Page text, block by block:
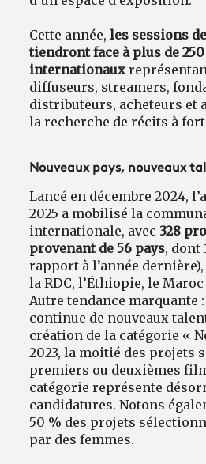
Cette année,les sessions
tiendront face à plus de
internationaux
diffuseurs, streamers,
distributeurs, acheteurs et
la recherche de récits à
Nouveaux pays, nouveaux
Lancé en décembre 2024,
2025 a mobilisé la
internationale, avec 328
provenant de 56 pays, dont
rapport à l’année
la RDC, l’Éthiopie, le
Autre tendance marquante
continue de nouveaux
création de la catégorie «
2023, la moitié des projets
premiers ou deuxièmes
catégorie représente
candidatures. Notons
50 % des projets
par des femmes.